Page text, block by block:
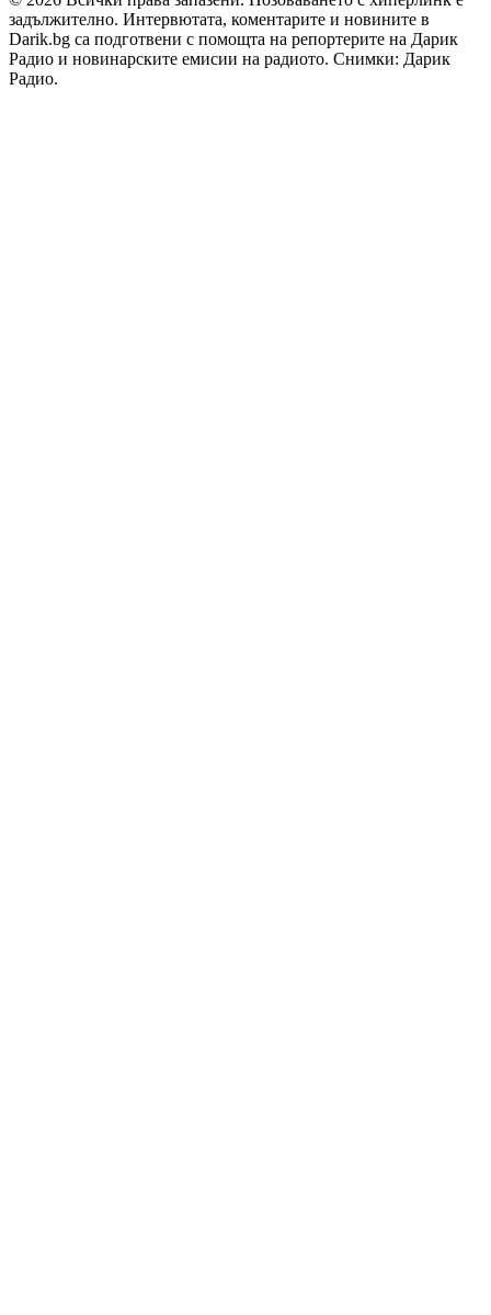
задължително. Интервютата, коментарите и новините в
Darik.bg са подготвени с помощта на репортерите на Дарик
Радио и новинарските емисии на радиото. Снимки: Дарик
Радио.